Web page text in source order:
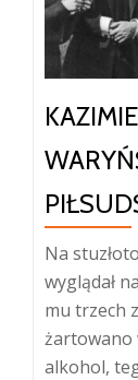
Na
wyglądał
mu trzech
żartowano
alkohol,